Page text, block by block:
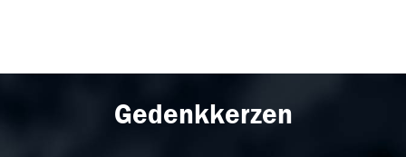
Gedenkkerzen